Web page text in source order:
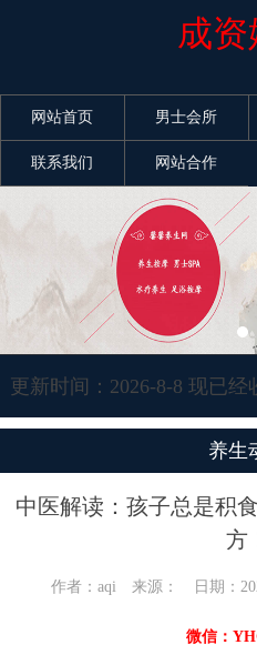
成
网站首页 男士会所
联系我们 网站合作
更新时间：2026-8-8 现已
信
养生
中医解读：孩子总是积
方
作者：aqi 来源： 日期：
微信：